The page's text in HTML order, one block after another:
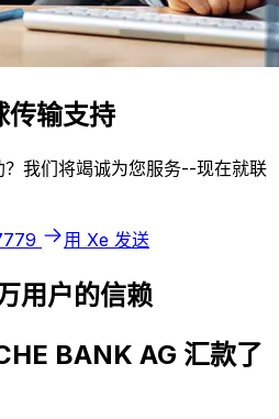
输支持
我们将竭诚为您服务--现在就联
用 Xe 发送
用户的信赖
BANK AG 汇款了